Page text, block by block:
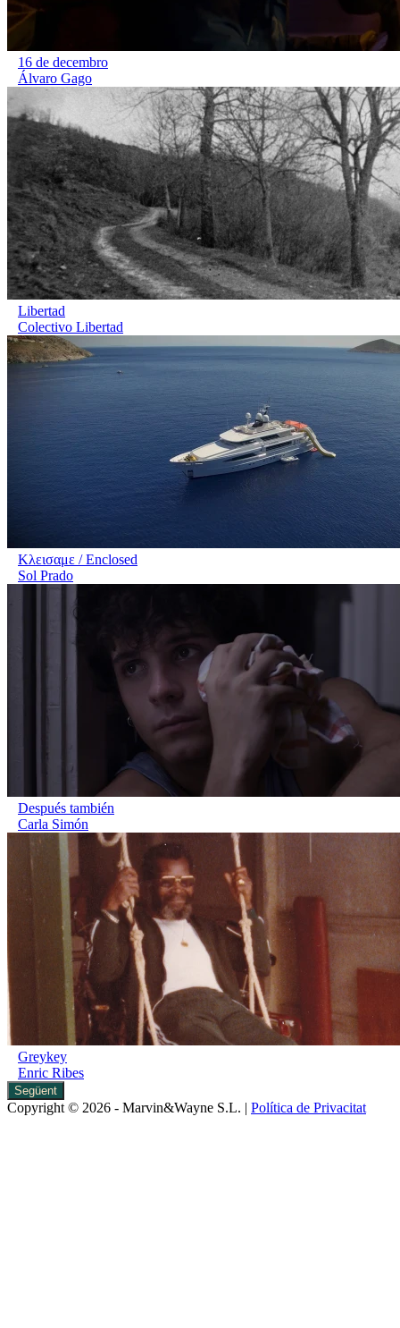
16 de decembro
Álvaro Gago
Libertad
Colectivo Libertad
Κλεισαμε / Enclosed
Sol Prado
Después también
Carla Simón
Greykey
Enric Ribes
Següent
Copyright © 2026 - Marvin&Wayne S.L. | Política de Privacitat